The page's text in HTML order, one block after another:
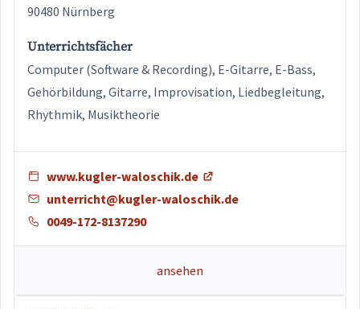
90480 Nürnberg
Unterrichtsfächer
Computer (Software & Recording), E-Gitarre, E-Bass,
Gehörbildung, Gitarre, Improvisation, Liedbegleitung,
Rhythmik, Musiktheorie
www.kugler-waloschik.de
unterricht@kugler-waloschik.de
0049-172-8137290
ansehen